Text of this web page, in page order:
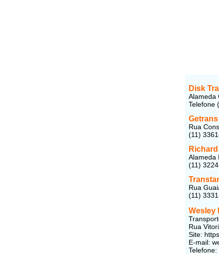
Disk
Alameda
Telefone
Rua
(11)
Alameda
(11)
Rua
(11)
Wesley
Rua
Site:
E-mail: